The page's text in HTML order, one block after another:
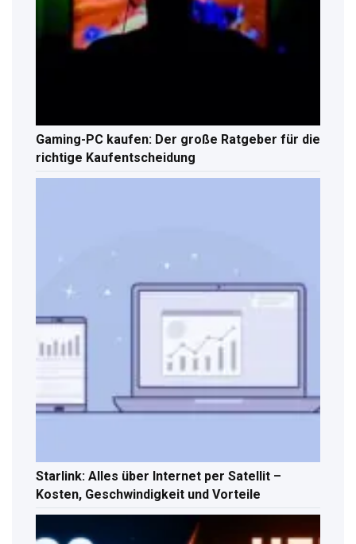
Gaming-PC kaufen: Der große Ratgeber für die
richtige Kaufentscheidung
Starlink: Alles über Internet per Satellit –
Kosten, Geschwindigkeit und Vorteile